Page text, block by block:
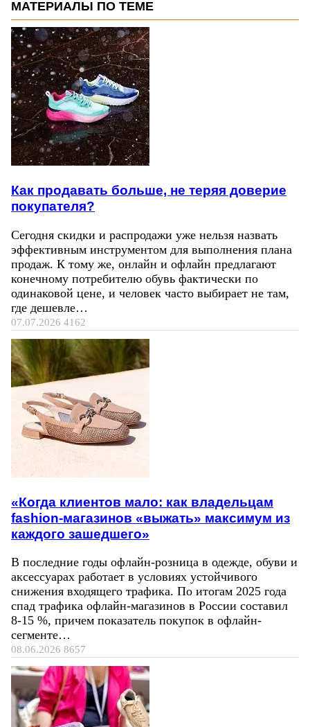
МАТЕРИАЛЫ ПО ТЕМЕ
Как продавать больше, не теряя доверие
покупателя?
Сегодня скидки и распродажи уже нельзя назвать
эффективным инструментом для выполнения плана
продаж. К тому же, онлайн и офлайн предлагают
конечному потребителю обувь фактически по
одинаковой цене, и человек часто выбирает не там,
где дешевле…
07.07.2026 4162
«Когда клиентов мало: как владельцам
fashion-магазинов «выжать» максимум из
каждого зашедшего»
В последние годы офлайн-розница в одежде, обуви и
аксессуарах работает в условиях устойчивого
снижения входящего трафика. По итогам 2025 года
спад трафика офлайн-магазинов в России составил
8-15 %, причем показатель покупок в офлайн-
сегменте…
08.06.2026 8657